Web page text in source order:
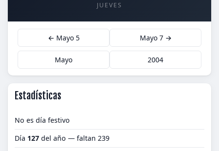
JUEVES
← Mayo 5 Mayo 7 →
Mayo 2004
Estadísticas
No es día festivo
Día 127 del año — faltan 239